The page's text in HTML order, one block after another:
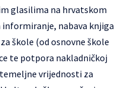
glasilima na hrvatskom
informiranje, nabava knjiga
škole (od osnovne škole
te potpora nakladničkoj
vrijednosti za